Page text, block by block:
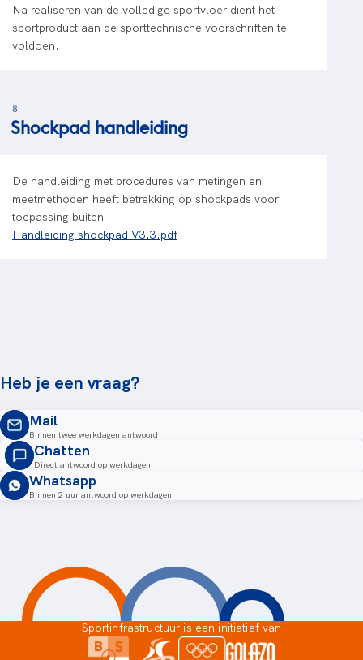
Na realiseren van de volledige sportvloer dient het
sportproduct aan de sporttechnische voorschriften te
voldoen.
8
Shockpad handleiding
De handleiding met procedures van metingen en
meetmethoden heeft betrekking op shockpads voor
toepassing buiten
Handleiding shockpad V3.3.pdf
Heb je een vraag?
Mail
Binnen twee werkdagen antwoord
Chatten
Direct antwoord op werkdagen
Whatsapp
Binnen 2 uur antwoord op werkdagen
Sportinfrastructuur is een initiatief van